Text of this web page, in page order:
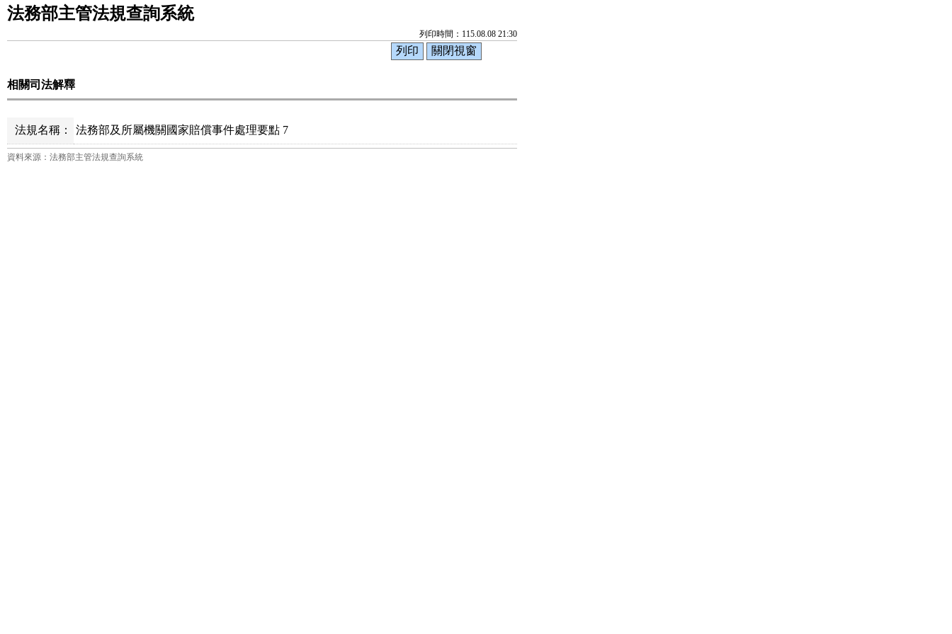
法務部主管法規查詢系統
列印時間：115.08.08 21:30
相關司法解釋
法規名稱： 法務部及所屬機關國家賠償事件處理要點 7
資料來源：法務部主管法規查詢系統